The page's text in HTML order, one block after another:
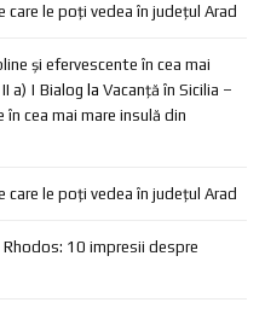
care le poți vedea în județul Arad
și efervescente în cea mai
a) | Bialog la Vacanță în Sicilia –
cea mai mare insulă din
care le poți vedea în județul Arad
Rhodos: 10 impresii despre